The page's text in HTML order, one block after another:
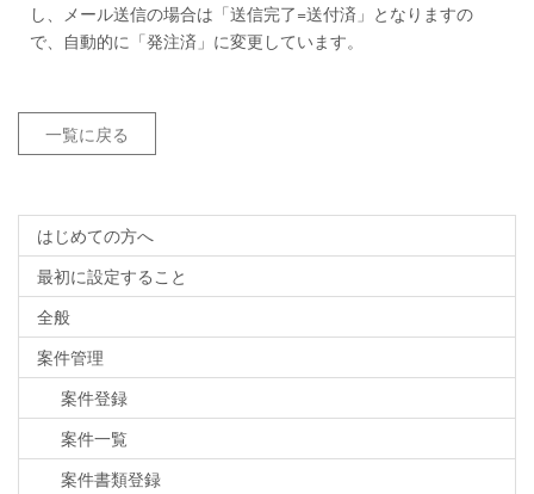
し、メール送信の場合は「送信完了=送付済」となりますの
で、自動的に「発注済」に変更しています。
一覧に戻る
はじめての方へ
最初に設定すること
全般
案件管理
案件登録
案件一覧
案件書類登録